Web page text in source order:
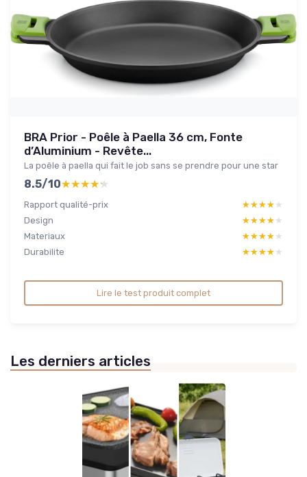
BRA Prior - Poêle à Paella 36 cm, Fonte
d’Aluminium - Revête...
La poêle à paella qui fait le job sans se prendre pour une star
8.5/10★★★★★
★★★★★
Rapport qualité-prix ★★★★★
★★★★★
Design
★★★★★
★★★★★
Materiaux
★★★★★
★★★★★
Durabilite
★★★★★
★★★★★
Lire le test produit complet
Les derniers articles